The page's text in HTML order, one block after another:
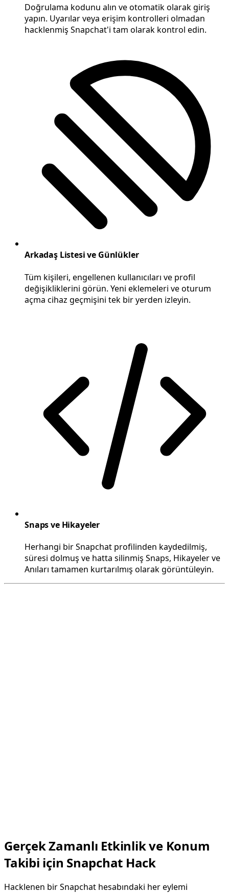
Doğrulama kodunu alın ve otomatik olarak giriş
yapın. Uyarılar veya erişim kontrolleri olmadan
hacklenmiş Snapchat'i tam olarak kontrol edin.
Arkadaş Listesi ve Günlükler
Tüm kişileri, engellenen kullanıcıları ve profil
değişikliklerini görün. Yeni eklemeleri ve oturum
açma cihaz geçmişini tek bir yerden izleyin.
Snaps ve Hikayeler
Herhangi bir Snapchat profilinden kaydedilmiş,
süresi dolmuş ve hatta silinmiş Snaps, Hikayeler ve
Anıları tamamen kurtarılmış olarak görüntüleyin.
Gerçek Zamanlı Etkinlik ve Konum
Takibi için Snapchat Hack
Hacklenen bir Snapchat hesabındaki her eylemi